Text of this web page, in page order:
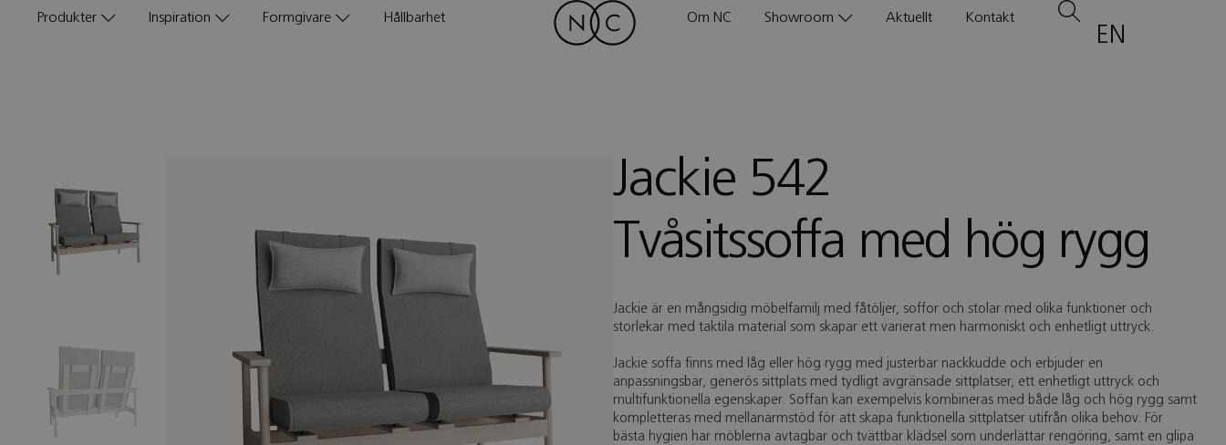
Produkter Inspiration Formgivare Hållbarhet Om NC Showroom Aktuellt Kontakt
EN
Jackie 542
Tvåsitssoffa med hög rygg
Jackie är en mångsidig möbelfamilj med fåtöljer, soffor och stolar med olika funktioner och
storlekar med taktila material som skapar ett varierat men harmoniskt och enhetligt uttryck.
Jackie soffa finns med låg eller hög rygg med justerbar nackkudde och erbjuder en
anpassningsbar, generös sittplats med tydligt avgränsade sittplatser, ett enhetligt uttryck och
multifunktionella egenskaper. Soffan kan exempelvis kombineras med både låg och hög rygg samt
kompletteras med mellanarmstöd för att skapa funktionella sittplatser utifrån olika behov. För
bästa hygien har möblerna avtagbar och tvättbar klädsel som underlättar rengöring, samt en glipa